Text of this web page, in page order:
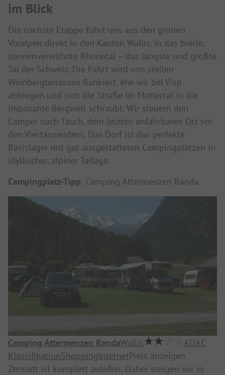
im Blick
Die nächste Etappe führt uns aus den grünen
Voralpen direkt in den Kanton Wallis, in das breite,
sonnenverwöhnte Rhonetal – das längste und größte
Tal der Schweiz. Die Fahrt wird von steilen
Weinbergterrassen flankiert, ehe wir bei Visp
abbiegen und sich die Straße im Mattertal in die
imposante Bergwelt schraubt. Wir steuern den
Camper nach Täsch, dem letzten anfahrbaren Ort vor
den Viertausendern. Das Dorf ist das perfekte
Basislager mit gut ausgestatteten Campingplätzen in
idyllischer, alpiner Tallage.
Campingplatz-Tipp: Camping Attermenzen Randa
Camping Attermenzen RandaWallis
ADAC
KlassifikationShoppingInternetPreis anzeigen
Zermatt ist komplett autofrei. Daher steigen wir in